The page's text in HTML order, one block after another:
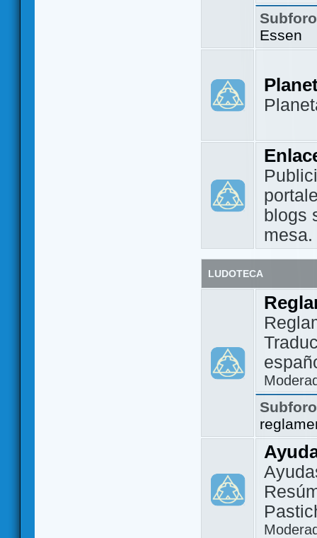
Essen
blogs
mesa.
LUDOTECA